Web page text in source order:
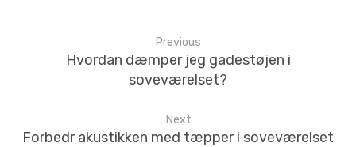
Previous
Hvordan dæmper jeg gadestøjen i
soveværelset?
Next
Forbedr akustikken med tæpper i soveværelset